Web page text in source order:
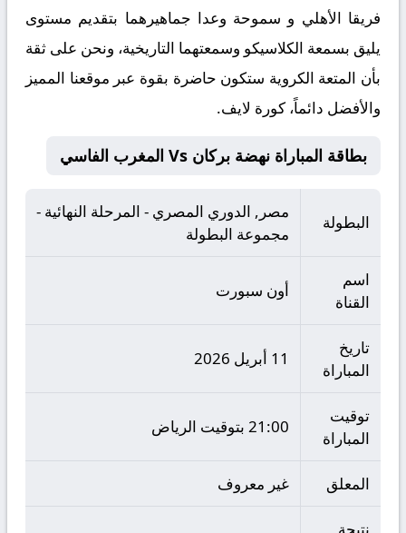
فريقا الأهلي و سموحة وعدا جماهيرهما بتقديم مستوى
يليق بسمعة الكلاسيكو وسمعتهما التاريخية، ونحن على ثقة
بأن المتعة الكروية ستكون حاضرة بقوة عبر موقعنا المميز
والأفضل دائماً، كورة لايف.
بطاقة المباراة نهضة بركان Vs المغرب الفاسي
البطولة
مصر, الدوري المصري - المرحلة النهائية -
مجموعة البطولة
اسم
القناة
أون سبورت
تاريخ
المباراة
11 أبريل 2026
توقيت
المباراة
21:00 بتوقيت الرياض
المعلق غير معروف